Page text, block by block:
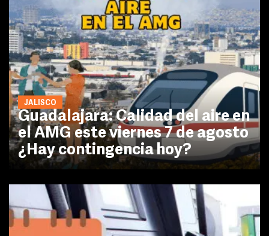
JALISCO
Guadalajara: Calidad del aire en
el AMG este viernes 7 de agosto
¿Hay contingencia hoy?